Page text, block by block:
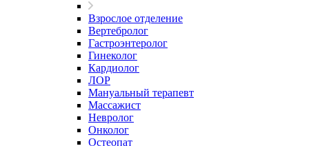
Взрослое отделение
Вертебролог
Гастроэнтеролог
Гинеколог
Кардиолог
ЛОР
Мануальный терапевт
Массажист
Невролог
Онколог
Остеопат